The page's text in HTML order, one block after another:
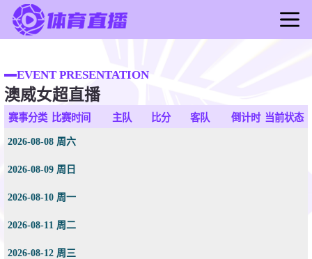
足球直播
篮球直播
足球录像
篮球新闻
EVENT PRESENTATION
澳威女超直播
赛事分类 比赛时间 主队 比分 客队 倒计时 当前状态
2026-08-08 周六
2026-08-09 周日
2026-08-10 周一
2026-08-11 周二
2026-08-12 周三